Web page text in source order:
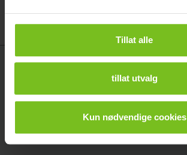
Tillat alle
tillat utvalg
Kun nødvendige cookies
Vanemveien 1, 1599 Moss
Telefon: 815 69 469